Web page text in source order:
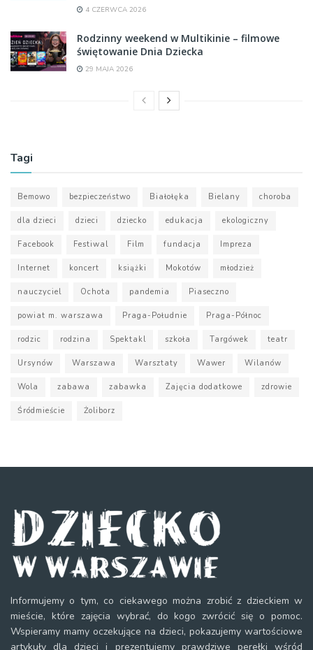
4 CZERWCA 2026
Rodzinny weekend w Multikinie – filmowe
świętowanie Dnia Dziecka
29 MAJA 2026
Tagi
Bemowo bezpieczeństwo Białołęka Bielany choroba
dla dzieci dzieci dziecko edukacja ekologiczny
Facebook Festiwal Film fundacja Impreza
Internet koncert książki Mokotów młodzież
nauczyciel Ochota pandemia Piaseczno
powiat m. warszawa Praga-Południe Praga-Północ
rodzic rodzina Spektakl szkoła Targówek teatr
Ursynów Warszawa Warsztaty Wawer Wilanów
Wola zabawa zabawka Zajęcia dodatkowe zdrowie
Śródmieście Żoliborz
Informujemy o tym, co ciekawego można zrobić z dzieckiem w
mieście, które zajęcia wybrać, do kogo zwrócić się o pomoc.
Wspieramy mamy oczekujące na dzieci, pokazujemy wartościowe
artykuły dla dzieci i prezentujemy prawdziwe perełki wśród